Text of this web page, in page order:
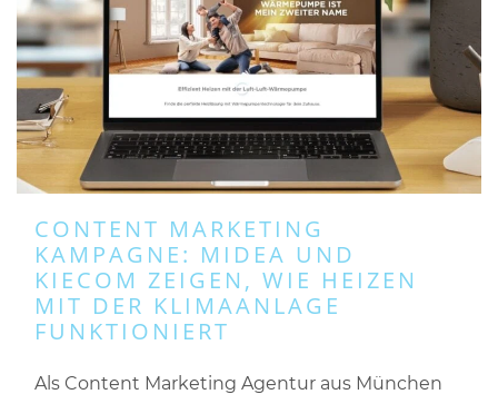
CONTENT MARKETING
KAMPAGNE: MIDEA UND
KIECOM ZEIGEN, WIE HEIZEN
MIT DER KLIMAANLAGE
FUNKTIONIERT
Als Content Marketing Agentur aus München